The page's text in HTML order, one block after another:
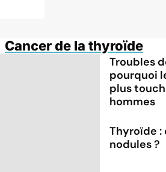
Cancer de la thyroïde
Troubles
pourquoi
plus
hommes
Thyroïde :
nodules ?